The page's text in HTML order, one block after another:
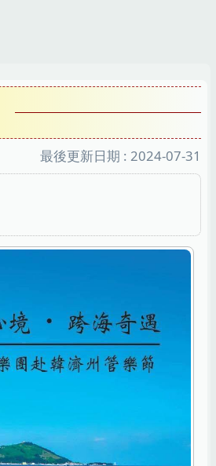
最後更新日期 : 2024-07-31